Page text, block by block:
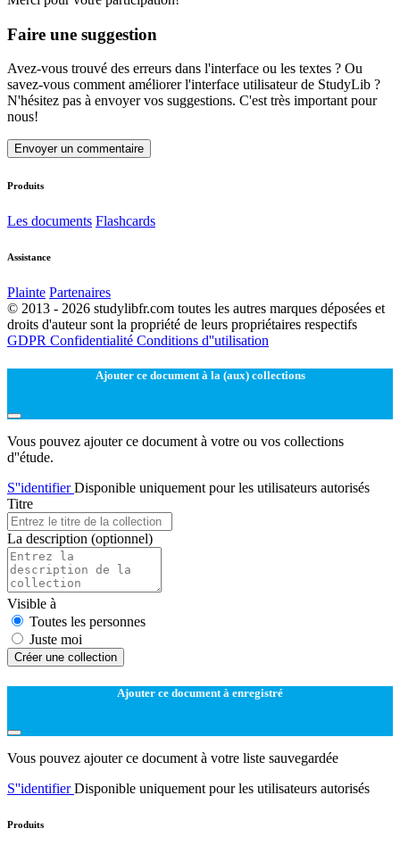
Faire une suggestion
Avez-vous trouvé des erreurs dans l'interface ou les textes ? Ou
savez-vous comment améliorer l'interface utilisateur de StudyLib ?
N'hésitez pas à envoyer vos suggestions. C'est très important pour
nous!
Envoyer un commentaire
Produits
Les documents Flashcards
Assistance
Plainte Partenaires
© 2013 - 2026 studylibfr.com toutes les autres marques déposées et
droits d'auteur sont la propriété de leurs propriétaires respectifs
GDPR Confidentialité Conditions d''utilisation
Ajouter ce document à la (aux) collections
Vous pouvez ajouter ce document à votre ou vos collections
d''étude.
S''identifierDisponible uniquement pour les utilisateurs autorisés
Titre
La description (optionnel)
Visible à
Toutes les personnes
Juste moi
Créer une collection
Ajouter ce document à enregistré
Vous pouvez ajouter ce document à votre liste sauvegardée
S''identifierDisponible uniquement pour les utilisateurs autorisés
Produits